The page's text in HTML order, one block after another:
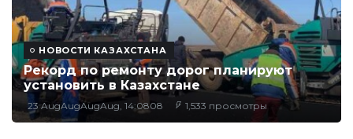
НОВОСТИ КАЗАХСТАНА
Рекорд по ремонту дорог планируют
установить в Казахстане
23 AugAugAugAug, 14:0808 1,533 просмотры